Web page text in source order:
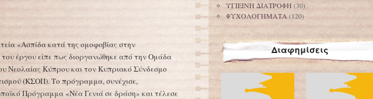
«Ασπίδα κατά της ομοφοβίας στην
του έργου είπε πως διοργανώθηκε από την Ομάδα
Νεολαίας Κύπρου και τον Κυπριακό Σύνδεσμο
(ΚΣΟΠ). Το πρόγραμμα, συνέχισε,
Πρόγραμμα «Νέα Γενιά σε δράση» και τέλεσε
ΥΓΙΕΙΝΗ ΔΙΑΤΡΟΦΗ (30)
ΨΥΧΟΛΟΓΗΜΑΤΑ (120)
Διαφημίσεις